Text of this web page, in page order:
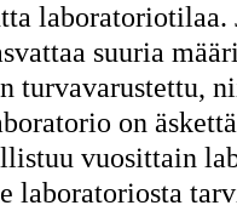
laboratoriotilaa.
suuria
turvavarustettu,
on
vuosittain
laboratoriosta